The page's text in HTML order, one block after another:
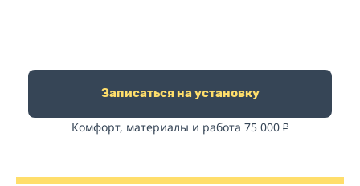
Записаться на установку
Комфорт, материалы и работа 75 000 ₽